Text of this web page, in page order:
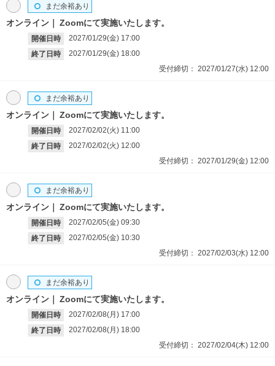
オンライン Zoomにて実施いたします。
開催日時 2027/01/29(金) 17:00
終了日時
2027/01/29(金) 18:00
まだ余裕あり
受付締切： 2027/01/27(水) 12:00
オンライン Zoomにて実施いたします。
開催日時 2027/02/02(火) 11:00
終了日時
2027/02/02(火) 12:00
まだ余裕あり
受付締切： 2027/01/29(金) 12:00
オンライン Zoomにて実施いたします。
開催日時 2027/02/05(金) 09:30
終了日時
2027/02/05(金) 10:30
まだ余裕あり
受付締切： 2027/02/03(水) 12:00
オンライン Zoomにて実施いたします。
開催日時 2027/02/08(月) 17:00
終了日時
2027/02/08(月) 18:00
まだ余裕あり
受付締切： 2027/02/04(木) 12:00